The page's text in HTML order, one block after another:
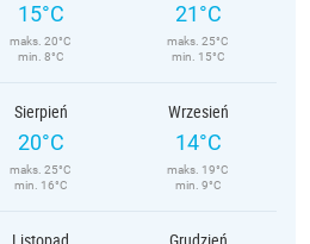
15°C
maks. 20°C
min. 8°C
21°C
maks. 25°C
min. 15°C
Sierpień
20°C
maks. 25°C
min. 16°C
Wrzesień
14°C
maks. 19°C
min. 9°C